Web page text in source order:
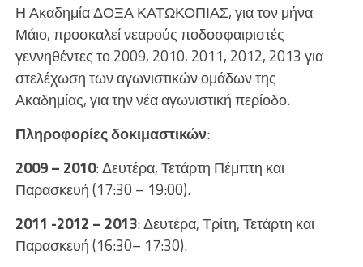
Η Ακαδημία ΔΟΞΑ ΚΑΤΩΚΟΠΙΑΣ, για τον μήνα
Μάιο, προσκαλεί νεαρούς ποδοσφαιριστές
γεννηθέντες το 2009, 2010, 2011, 2012, 2013 για
στελέχωση των αγωνιστικών ομάδων της
Ακαδημίας, για την νέα αγωνιστική περίοδο.
Πληροφορίες δοκιμαστικών:
2009 – 2010: Δευτέρα, Τετάρτη Πέμπτη και
Παρασκευή (17:30 – 19:00).
2011 -2012 – 2013: Δευτέρα, Τρίτη, Τετάρτη και
Παρασκευή (16:30– 17:30).